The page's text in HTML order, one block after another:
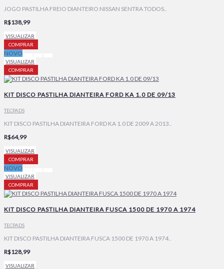
JOGO PASTILHA FREIO DIANTEIRO NISSAN SENTRA TODOS..
R$138,99
VISUALIZAR
COMPRAR
NOVO
VISUALIZAR
COMPRAR
KIT DISCO PASTILHA DIANTEIRA FORD KA 1.0 DE 09/13
TECPADS
KIT DISCO PASTILHA DIANTEIRA FORD KA 1.0 DE 2009 A 2013..
R$64,99
VISUALIZAR
COMPRAR
NOVO
VISUALIZAR
COMPRAR
KIT DISCO PASTILHA DIANTEIRA FUSCA 1500 DE 1970 A 1974
TECPADS
KIT DISCO PASTILHA DIANTEIRA FUSCA 1500 DE 1970 A 1974..
R$128,99
VISUALIZAR